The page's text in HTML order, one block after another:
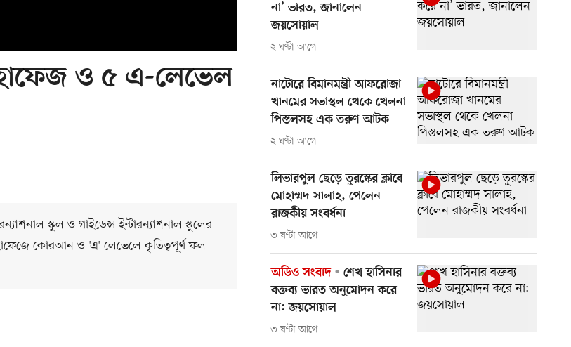
ও ৫ এ-লেভেল
স্কুল ও গাইডেন্স ইন্টারন্যাশনাল স্কুলের
কোরআন ও 'এ' লেভেলে কৃতিত্বপূর্ণ ফল
না’ ভারত, জানালেন
জয়সোয়াল
২ ঘণ্টা আগে
নাটোরে বিমানমন্ত্রী আফরোজা
খানমের সভাস্থল থেকে খেলনা
পিস্তলসহ এক তরুণ আটক
২ ঘণ্টা আগে
লিভারপুল ছেড়ে তুরস্কের ক্লাবে
মোহাম্মদ সালাহ, পেলেন
রাজকীয় সংবর্ধনা
৩ ঘণ্টা আগে
অডিও সংবাদ
শেখ হাসিনার
বক্তব্য ভারত অনুমোদন করে
না: জয়সোয়াল
৩ ঘণ্টা আগে